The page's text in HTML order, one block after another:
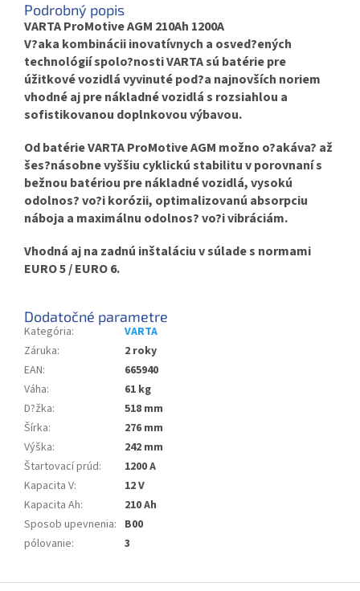
Podrobný popis
VARTA ProMotive AGM 210Ah 1200A
V?aka kombinácii inovatívnych a osved?ených
technológií spolo?nosti VARTA sú batérie pre
úžitkové vozidlá vyvinuté pod?a najnovších noriem
vhodné aj pre nákladné vozidlá s rozsiahlou a
sofistikovanou doplnkovou výbavou.
Od batérie VARTA ProMotive AGM možno o?akáva? až
šes?násobne vyššiu cyklickú stabilitu v porovnaní s
bežnou batériou pre nákladné vozidlá, vysokú
odolnos? vo?i korózii, optimalizovanú absorpciu
náboja a maximálnu odolnos? vo?i vibráciám.
Vhodná aj na zadnú inštaláciu v súlade s normami
EURO 5 / EURO 6.
Dodatočné parametre
Kategória:
VARTA
Záruka:
2 roky
EAN:
665940
Váha:
61 kg
D?žka:
518 mm
Šírka:
276 mm
Výška:
242 mm
Štartovací prúd:
1200 A
Kapacita V:
12 V
Kapacita Ah:
210 Ah
Sposob upevnenia: B00
pólovanie: 3